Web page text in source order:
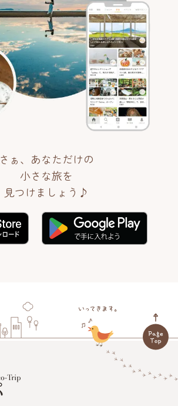
さぁ、あなただけの
小さな旅を
見つけましょう♪